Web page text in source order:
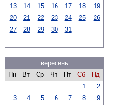
13
14 15 16 17 18
19
20
21 22 23 24 25
26
27
28 29 30 31
вересень
Пн
Вт Ср Чт Пт Сб
Нд
1
2
3
4 5 6 7 8
9